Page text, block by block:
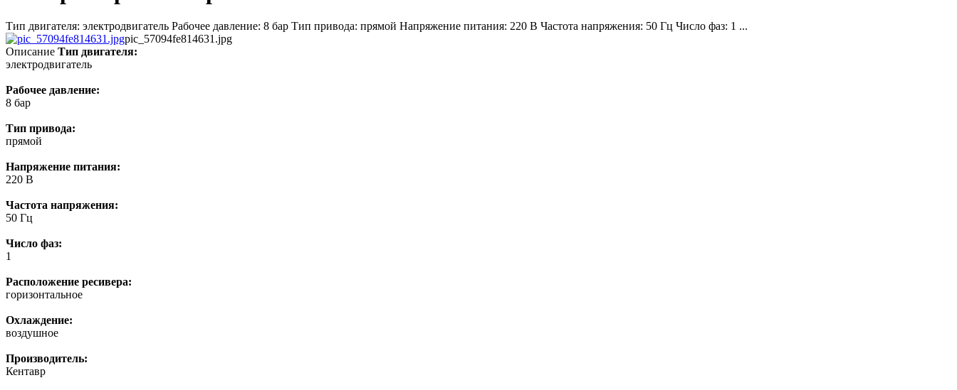
Тип двигателя: электродвигатель Рабочее давление: 8 бар Тип привода: прямой Напряжение питания: 220 В Частота напряжения: 50 Гц Число фаз: 1 ...
pic_57094fe814631.jpg
Описание Тип двигателя:
электродвигатель
Рабочее давление:
8 бар
Тип привода:
прямой
Напряжение питания:
220 В
Частота напряжения:
50 Гц
Число фаз:
1
Расположение ресивера:
горизонтальное
Охлаждение:
воздушное
Производитель:
Кентавр